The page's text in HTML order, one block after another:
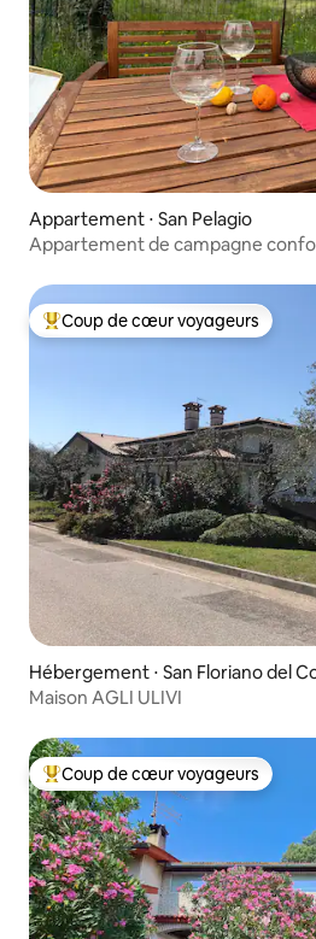
Appartement ⋅ San Pelagio
Appartement de campagne
Coups de cœur voyageurs les plus
Coup de cœur voyageurs
Hébergement ⋅ San Floriano del
Maison AGLI ULIVI
Coups de cœur voyageurs les plus
Coup de cœur voyageurs